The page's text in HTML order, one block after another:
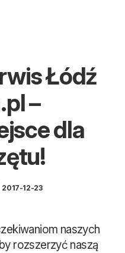
Łódź
–
dla
2017-12-23
naszych
rozszerzyć naszą